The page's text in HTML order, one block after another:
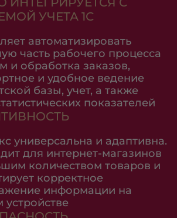
УЧЕТА 1С
автоматизировать
часть рабочего процесса
и обработка заказов,
и удобное ведение
базы, учет, а также
показателей
универсальна и адаптивна.
для интернет-магазинов
количеством товаров и
корректное
информации на